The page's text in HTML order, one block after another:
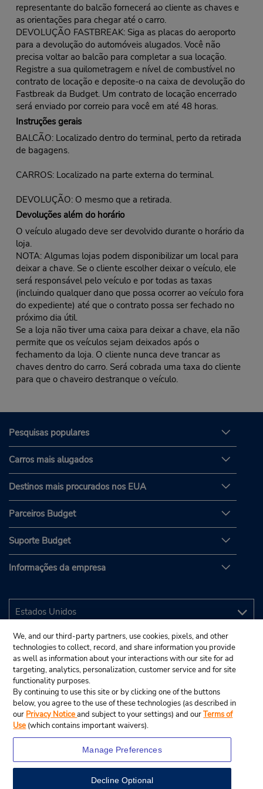
representante do balcão fornecerá ao cliente as chaves e
as orientações para chegar até o carro.
DEVOLUÇÃO FASTBREAK: Siga as placas do aeroporto
para a devolução do automóveis alugados. Você não
precisa voltar ao balcão para completar a sua locação.
Registre a sua quilometragem e nível de combustível no
contrato de locação e deposite-o na caixa de devolução do
Fastbreak da Budget. Um contrato de locação encerrado
será enviado por correio para você em até 48 horas.
Instruções gerais
BALCÃO: Localizado dentro do terminal, perto da retirada
de bagagens.
CARROS: Localizado na parte externa do terminal.
DEVOLUÇÃO: O mesmo que a retirada.
Devoluções além do horário
O veículo alugado deve ser devolvido durante o horário da
loja.
NOTA: Algumas lojas podem disponibilizar um local para
deixar a chave. Se o cliente escolher deixar o veículo, ele
será responsável pelo veículo e por todas as taxas
(incluindo qualquer dano que possa ocorrer ao veículo fora
do expediente) até que o contrato possa ser fechado no
próximo dia útil.
Se a loja não tiver uma caixa para deixar a chave, ela não
permite que os veículos sejam deixados após o
fechamento da loja. O cliente nunca deve trancar as
chaves dentro do carro. Será cobrada uma taxa do cliente
para que o chaveiro destranque o veículo.
Pesquisas populares
Carros mais alugados
Destinos mais procurados nos EUA
Parceiros Budget
Suporte Budget
Informações da empresa
We, and our third-party partners, use cookies, pixels, and other
technologies to collect, record, and share information you provide
as well as information about your interactions with our site for ad
targeting, analytics, personalization, customer service and for site
functionality purposes.
By continuing to use this site or by clicking one of the buttons
below, you agree to the use of these technologies (as described in
our Privacy Noticeand subject to your settings) and ourTerms of
Use (which contains important waivers).
Manage Preferences
Decline Optional